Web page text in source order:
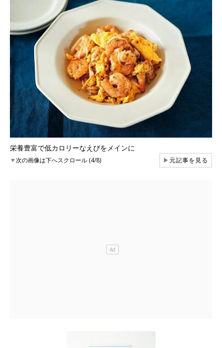
栄養豊富で低カロリーなえびをメインに
▼次の画像は下へスクロール (4/8) ▶元記事を見る